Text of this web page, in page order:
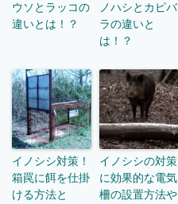
ウソとラッコの
違いとは！？
ノハシとカピバ
ラの違いと
は！？
イノシシ対策！
箱罠に餌を仕掛
ける方法と
イノシシの対策
に効果的な電気
柵の設置方法や